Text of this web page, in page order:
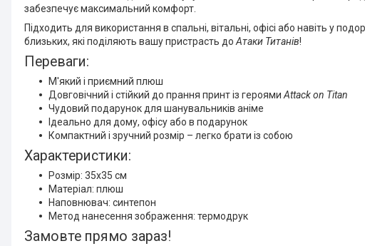
забезпечує максимальний комфорт.
Підходить для використання в спальні, вітальні, офісі або навіть у
близьких, які поділяють вашу пристрасть доАтаки Титанів!
Переваги:
М'який і приємний плюш
Довговічний і стійкий до прання принт із героямиAttack on Titan
Чудовий подарунок для шанувальників аніме
Ідеально для дому, офісу або в подарунок
Компактний і зручний розмір – легко брати із собою
Характеристики:
Розмір: 35x35 см
Матеріал: плюш
Наповнювач: синтепон
Метод нанесення зображення: термодрук
Замовте прямо зараз!